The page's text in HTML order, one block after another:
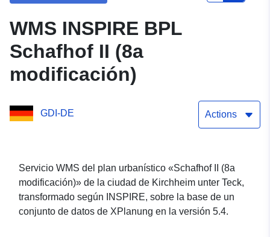
WMS INSPIRE BPL
Schafhof II (8a
modificación)
GDI-DE Actions
Servicio WMS del plan urbanístico «Schafhof II (8a
modificación)» de la ciudad de Kirchheim unter Teck,
transformado según INSPIRE, sobre la base de un
conjunto de datos de XPlanung en la versión 5.4.